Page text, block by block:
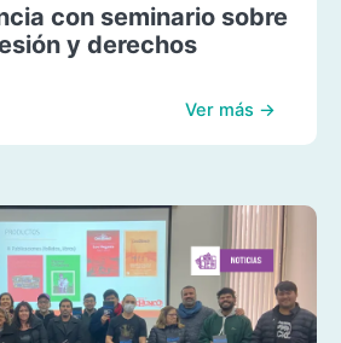
con seminario sobre
y derechos
Ver más →